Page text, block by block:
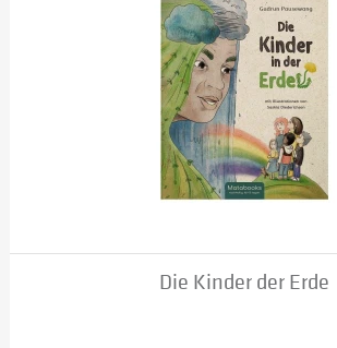
Die Kinder der Erde